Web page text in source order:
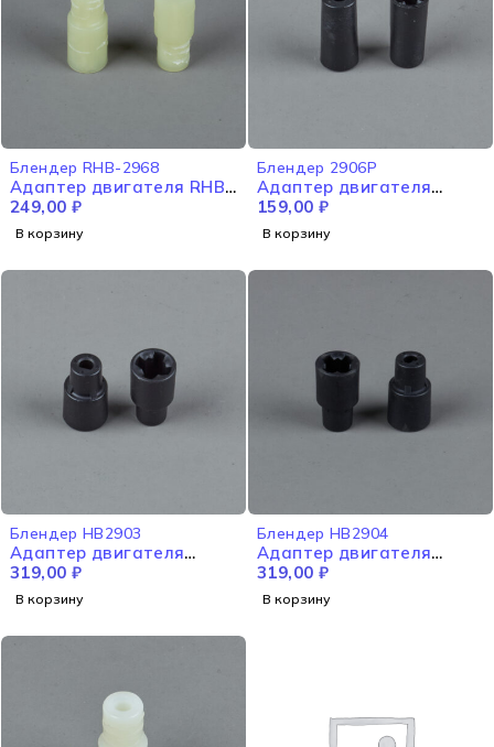
Блендер RHB-2968
Адаптер двигателя RHB-
2968
249,00 ₽
В корзину
Блендер 2906P
Адаптер двигателя
2906P
159,00 ₽
В корзину
Блендер HB2903
Адаптер двигателя
HB2903
319,00 ₽
В корзину
Блендер HB2904
Адаптер двигателя
HB2904
319,00 ₽
В корзину